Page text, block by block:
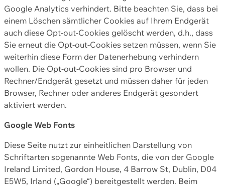
Google Analytics verhindert. Bitte beachten Sie, dass bei
einem Löschen sämtlicher Cookies auf Ihrem Endgerät
auch diese Opt-out-Cookies gelöscht werden, d.h., dass
Sie erneut die Opt-out-Cookies setzen müssen, wenn Sie
weiterhin diese Form der Datenerhebung verhindern
wollen. Die Opt-out-Cookies sind pro Browser und
Rechner/Endgerät gesetzt und müssen daher für jeden
Browser, Rechner oder anderes Endgerät gesondert
aktiviert werden.
Google Web Fonts
Diese Seite nutzt zur einheitlichen Darstellung von
Schriftarten sogenannte Web Fonts, die von der Google
Ireland Limited, Gordon House, 4 Barrow St, Dublin, D04
E5W5, Irland („Google“) bereitgestellt werden. Beim